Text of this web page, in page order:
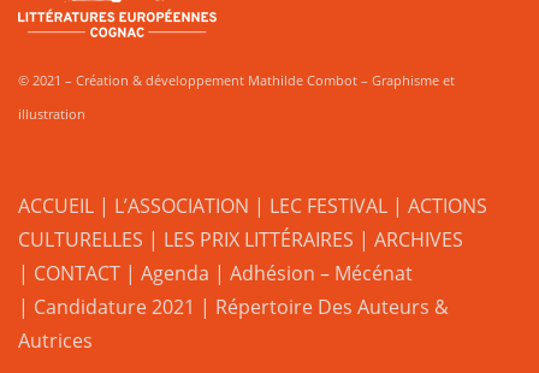
© 2021 – Création & développement Mathilde Combot – Graphisme et
illustration
ACCUEIL | L’ASSOCIATION | LEC FESTIVAL | ACTIONS
CULTURELLES | LES PRIX LITTÉRAIRES | ARCHIVES
| CONTACT | Agenda | Adhésion – Mécénat
| Candidature 2021 | Répertoire Des Auteurs &
Autrices